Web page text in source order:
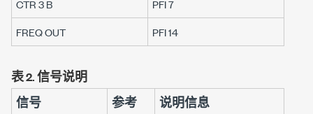
CTR 3 B
PFI 7
FREQ OUT
PFI 14
表 2.信号说明
信号
参考 说明信息